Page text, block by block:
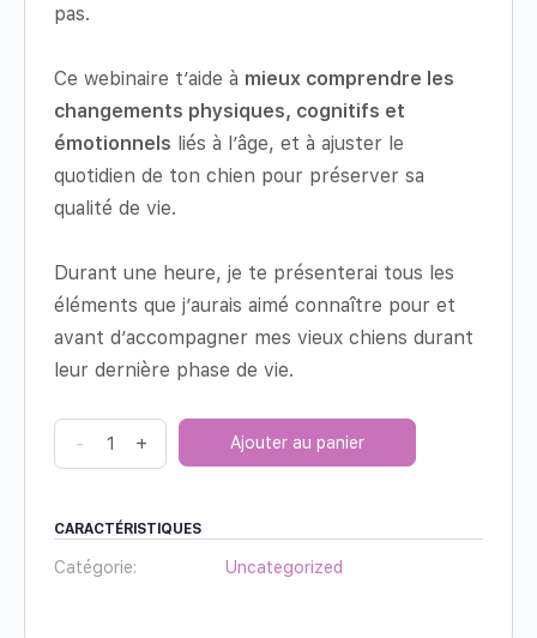
pas.
Ce webinaire t’aide à mieux comprendre les
changements physiques, cognitifs et
émotionnels liés à l’âge, et à ajuster le
quotidien de ton chien pour préserver sa
qualité de vie.
Durant une heure, je te présenterai tous les
éléments que j’aurais aimé connaître pour et
avant d’accompagner mes vieux chiens durant
leur dernière phase de vie.
- + Ajouter au panier
CARACTÉRISTIQUES
Catégorie: Uncategorized